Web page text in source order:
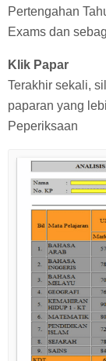
Pertengahan
Exams dan
Klik Papar
Terakhir sekali,
paparan yang
Peperiksaan